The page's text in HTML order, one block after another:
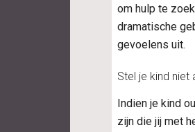
om hulp te
dramatische
gevoelens uit.
Stel je kind
Indien je kind
zijn die jij met